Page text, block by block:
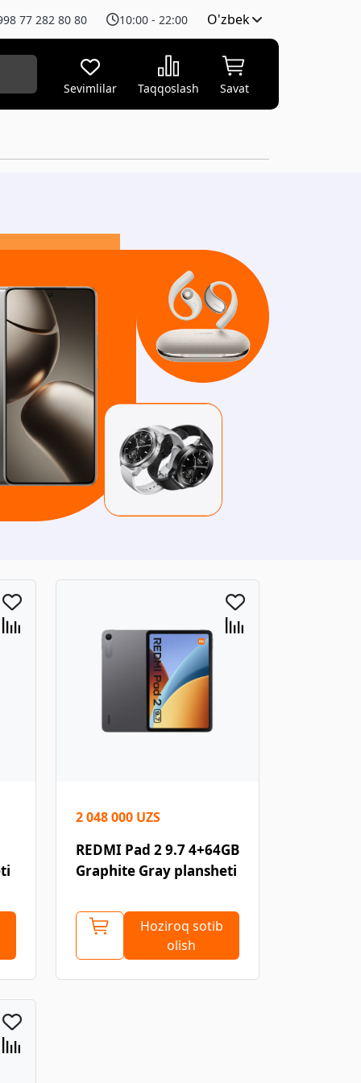
77 282 80 80 10:00 - 22:00 O'zbek
Sevimlilar Taqqoslash Savat
2 048 000 UZS
REDMI Pad 2 9.7 4+64GB
Graphite Gray plansheti
Hoziroq sotib
olish